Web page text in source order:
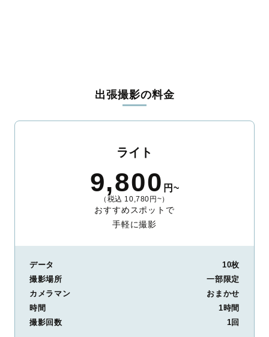
出張撮影の料金
ライト
9,800 円~
（税込 10,780円~）
おすすめスポットで
手軽に撮影
データ
10枚
撮影場所
一部限定
カメラマン
おまかせ
時間
1時間
撮影回数
1回